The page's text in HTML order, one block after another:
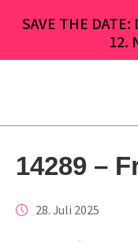
SAVE THE
12.
14289 –
28. Juli 2025